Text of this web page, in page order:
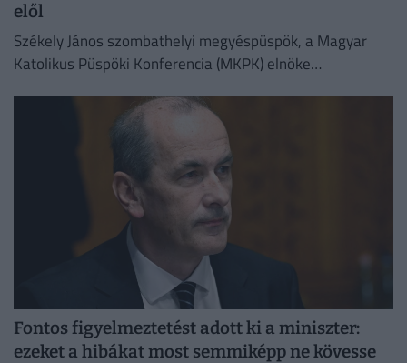
elől
Székely János szombathelyi megyéspüspök, a Magyar
Katolikus Püspöki Konferencia (MKPK) elnöke
megnyitását kérte a nap legmelegebb óráiban
Fontos figyelmeztetést adott ki a miniszter:
ezeket a hibákat most semmiképp ne kövesse